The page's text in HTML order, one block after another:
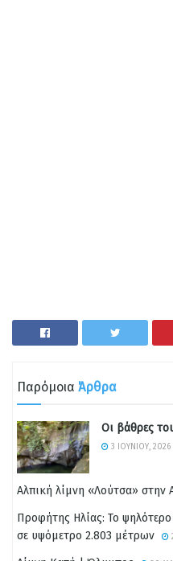
Παρόμοια Άρθρα
Οι βάθρες
3 ΙΟΥΝΊΟΥ, 2026
Αλπική λίμνη «Λούτσα» στην
Προφήτης Ηλίας: Το
σε υψόμετρο 2.803 μέτρων